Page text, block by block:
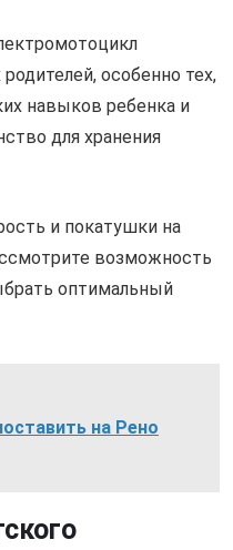
особенно тех,
навыков ребенка и
для хранения
и покатушки на
возможность
оптимальный
на Рено